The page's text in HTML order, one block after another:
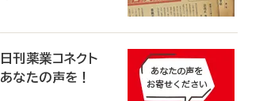
日刊薬業コネクト
あなたの声を！